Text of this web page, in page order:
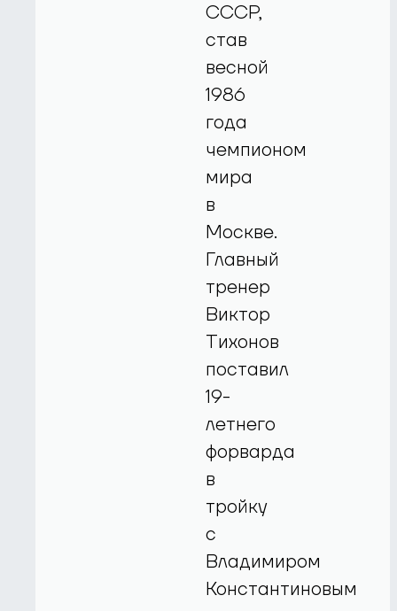
СССР,
став
весной
1986
года
чемпионом
мира
в
Москве.
Главный
тренер
Виктор
Тихонов
поставил
19-
летнего
форварда
в
тройку
с
Владимиром
Константиновым